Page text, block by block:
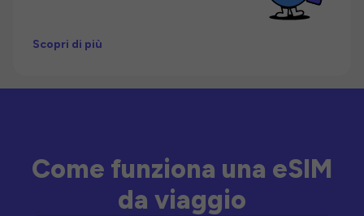
Scopri di più
Come funziona una eSIM
da viaggio